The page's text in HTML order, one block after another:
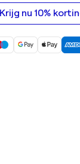
Krijg nu 10%